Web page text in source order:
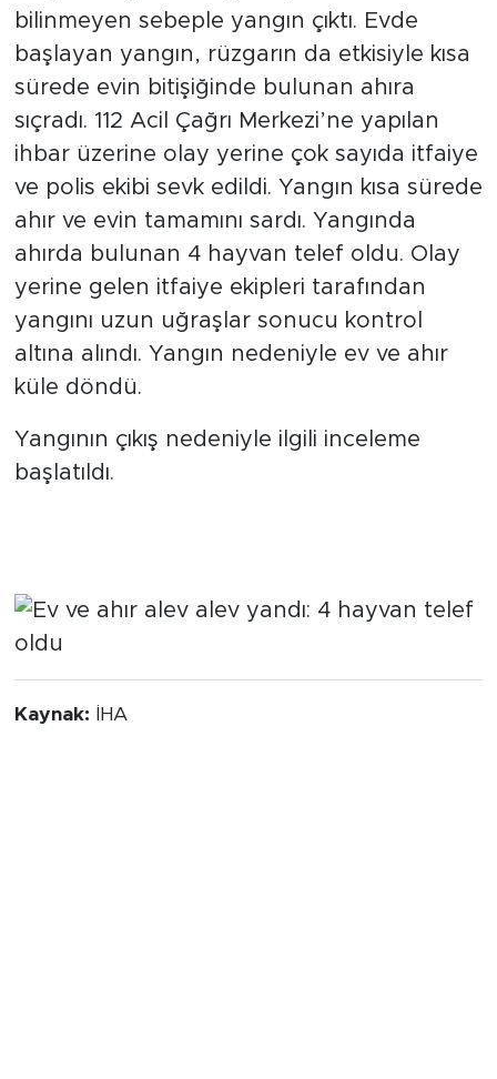
bilinmeyen sebeple yangın çıktı. Evde
başlayan yangın, rüzgarın da etkisiyle kısa
sürede evin bitişiğinde bulunan ahıra
sıçradı. 112 Acil Çağrı Merkezi’ne yapılan
ihbar üzerine olay yerine çok sayıda itfaiye
ve polis ekibi sevk edildi. Yangın kısa sürede
ahır ve evin tamamını sardı. Yangında
ahırda bulunan 4 hayvan telef oldu. Olay
yerine gelen itfaiye ekipleri tarafından
yangını uzun uğraşlar sonucu kontrol
altına alındı. Yangın nedeniyle ev ve ahır
küle döndü.
Yangının çıkış nedeniyle ilgili inceleme
başlatıldı.
Kaynak: İHA